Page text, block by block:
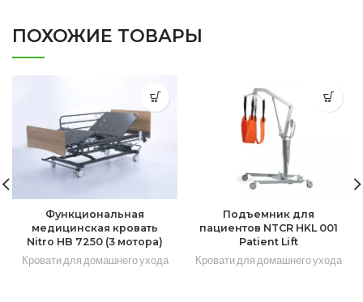
ПОХОЖИЕ ТОВАРЫ
Функциональная
медицинская кровать
Nitro HB 7250 (3 мотора)
Кровати для домашнего ухода
Подъемник для
пациентов NTCR HKL 001
Patient Lift
Кровати для домашнего ухода